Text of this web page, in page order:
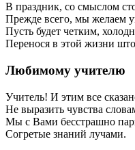
В праздник, со смыслом
Прежде всего, мы желаем
Пусть будет четким,
Перенося в этой жизни
Любимому учителю
Учитель! И этим все
Не выразить чувства
Мы с Вами бесстрашно
Согретые знаний лучами.